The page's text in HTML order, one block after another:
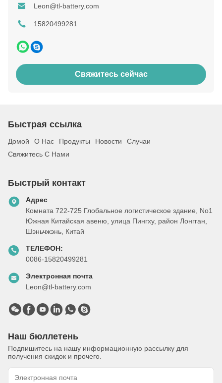
Leon@tl-battery.com
15820499281
Свяжитесь сейчас
Быстрая ссылка
Домой О Нас Продукты Новости
Случаи
Свяжитесь С Нами
Быстрый контакт
Адрес
Комната 722-725 Глобальное логистическое здание, No1
Южная Китайская авеню, улица Пингху, район Лонгган,
Шэньчжэнь, Китай
ТЕЛЕФОН:
0086-15820499281
Электронная почта
Leon@tl-battery.com
Наш бюллетень
Подпишитесь на нашу информационную рассылку для
получения скидок и прочего.